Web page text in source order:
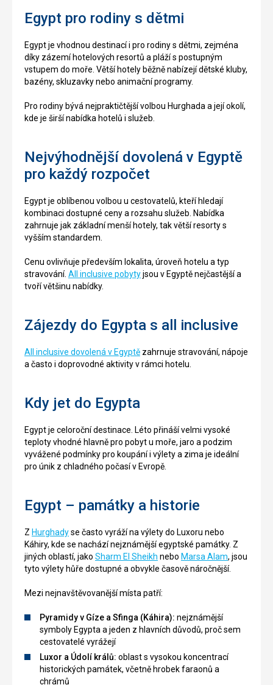
Egypt pro rodiny s dětmi
Egypt je vhodnou destinací i pro rodiny s dětmi, zejména
díky zázemí hotelových resortů a pláží s postupným
vstupem do moře. Větší hotely běžně nabízejí dětské kluby,
bazény, skluzavky nebo animační programy.
Pro rodiny bývá nejpraktičtější volbou Hurghada a její okolí,
kde je širší nabídka hotelů i služeb.
Nejvýhodnější dovolená v Egyptě
pro každý rozpočet
Egypt je oblíbenou volbou u cestovatelů, kteří hledají
kombinaci dostupné ceny a rozsahu služeb. Nabídka
zahrnuje jak základní menší hotely, tak větší resorty s
vyšším standardem.
Cenu ovlivňuje především lokalita, úroveň hotelu a typ
stravování. All inclusive pobytyjsou v Egyptě nejčastější a
tvoří většinu nabídky.
Zájezdy do Egypta s all inclusive
All inclusive dovolená v Egyptě zahrnuje stravování, nápoje
a často i doprovodné aktivity v rámci hotelu.
Kdy jet do Egypta
Egypt je celoroční destinace. Léto přináší velmi vysoké
teploty vhodné hlavně pro pobyt u moře, jaro a podzim
vyvážené podmínky pro koupání i výlety a zima je ideální
pro únik z chladného počasí v Evropě.
Egypt – památky a historie
Z Hurghadyse často vyráží na výlety do Luxoru nebo
Káhiry, kde se nachází nejznámější egyptské památky. Z
jiných oblastí, jako Sharm El Sheikh nebo Marsa Alam, jsou
tyto výlety hůře dostupné a obvykle časově náročnější.
Mezi nejnavštěvovanější místa patří:
Pyramidy v Gíze a Sfinga (Káhira): nejznámější
symboly Egypta a jeden z hlavních důvodů, proč sem
cestovatelé vyrážejí
Luxor a Údolí králů: oblast s vysokou koncentrací
historických památek, včetně hrobek faraonů a
chrámů